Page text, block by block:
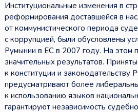
Институциональные изменения в
реформирования доставшейся в
от коммунистического периода
с коррупцией, были обусловлены
Румынии в ЕС в 2007 году. На этом
значительных результатов.
к конституции и законодательству
предусматривают более
к использованию языков
гарантируют независимость